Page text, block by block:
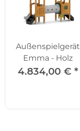
Außenspielgerät
Emma - Holz
4.834,00 € *